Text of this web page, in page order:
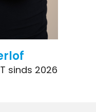
sinds 2026